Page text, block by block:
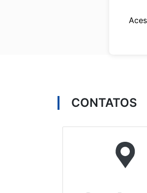
CONTATOS